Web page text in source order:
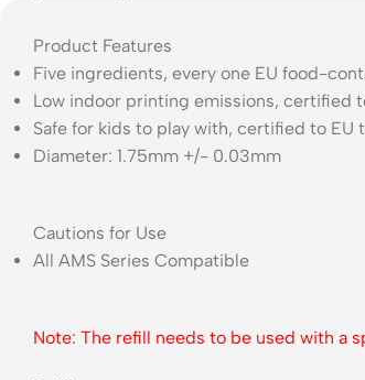
Product Features
Five ingredients, every one EU food-
Low indoor printing emissions, certified
Safe for kids to play with, certified to EU
Diameter: 1.75mm +/- 0.03mm
Cautions for Use
All AMS Series Compatible
Note: The refill needs to be used with a